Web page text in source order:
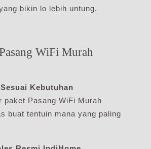
bikin lo lebih untung.
WiFi Murah
Kebutuhan
paket Pasang WiFi Murah
buat tentuin mana yang paling